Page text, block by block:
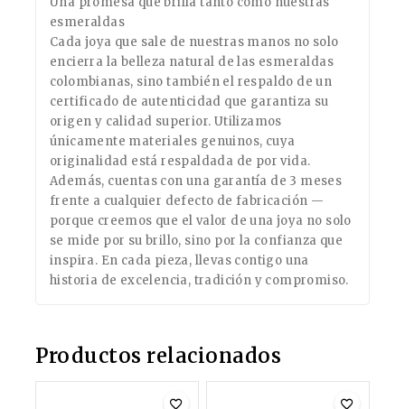
esmeraldas
Cada joya que sale de nuestras manos no solo
encierra la belleza natural de las esmeraldas
colombianas, sino también el respaldo de un
certificado de autenticidad que garantiza su
origen y calidad superior. Utilizamos
únicamente materiales genuinos, cuya
originalidad está respaldada de por vida.
Además, cuentas con una garantía de 3 meses
frente a cualquier defecto de fabricación —
porque creemos que el valor de una joya no solo
se mide por su brillo, sino por la confianza que
inspira. En cada pieza, llevas contigo una
historia de excelencia, tradición y compromiso.
Productos relacionados